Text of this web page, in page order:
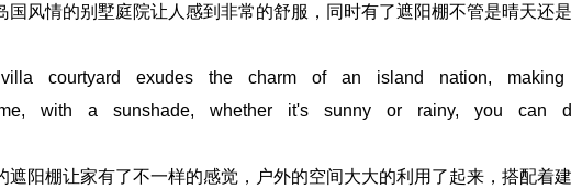
情的别墅庭院让人感到非常的舒服，同时有了遮阳棚不管是晴天还是
exudes the charm of an island nation, making
with a sunshade, whether it's sunny or rainy, you can
棚让家有了不一样的感觉，户外的空间大大的利用了起来，搭配着建